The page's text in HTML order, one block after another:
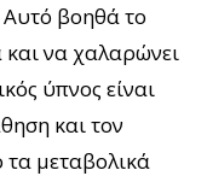
Αυτό βοηθά το
και να χαλαρώνει
ύπνος είναι
και τον
μεταβολικά